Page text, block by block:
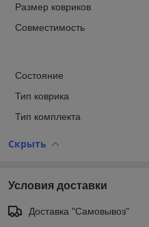
Размер ковриков
Совместимость
Состояние
Тип коврика
Тип комплекта
Скрыть
Условия доставки
Доставка "Самовывоз"